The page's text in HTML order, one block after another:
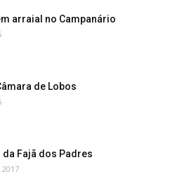
arraial no Campanário
de Lobos
Fajã dos Padres